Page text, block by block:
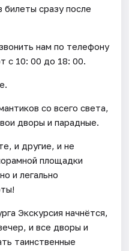
билеты сразу после
нам по телефону
с 10: 00 до 18: 00.
со всего света,
дворы и парадные.
и другие, и не
площадки
и легально
Экскурсия начнётся,
и все дворы и
таинственные